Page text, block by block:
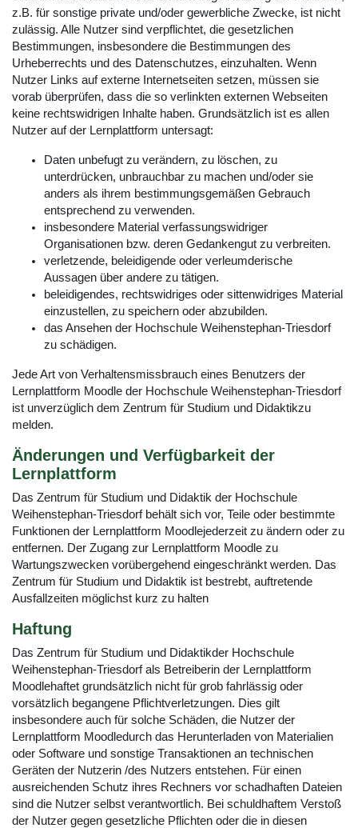
z.B. für sonstige private und/oder gewerbliche Zwecke, ist nicht
zulässig. Alle Nutzer sind verpflichtet, die gesetzlichen
Bestimmungen, insbesondere die Bestimmungen des
Urheberrechts und des Datenschutzes, einzuhalten. Wenn
Nutzer Links auf externe Internetseiten setzen, müssen sie
vorab überprüfen, dass die so verlinkten externen Webseiten
keine rechtswidrigen Inhalte haben. Grundsätzlich ist es allen
Nutzer auf der Lernplattform untersagt:
Daten unbefugt zu verändern, zu löschen, zu
unterdrücken, unbrauchbar zu machen und/oder sie
anders als ihrem bestimmungsgemäßen Gebrauch
entsprechend zu verwenden.
insbesondere Material verfassungswidriger
Organisationen bzw. deren Gedankengut zu verbreiten.
verletzende, beleidigende oder verleumderische
Aussagen über andere zu tätigen.
beleidigendes, rechtswidriges oder sittenwidriges Material
einzustellen, zu speichern oder abzubilden.
das Ansehen der Hochschule Weihenstephan-Triesdorf
zu schädigen.
Jede Art von Verhaltensmissbrauch eines Benutzers der
Lernplattform Moodle der Hochschule Weihenstephan-Triesdorf
ist unverzüglich dem Zentrum für Studium und Didaktikzu
melden.
Änderungen und Verfügbarkeit der
Lernplattform
Das Zentrum für Studium und Didaktik der Hochschule
Weihenstephan-Triesdorf behält sich vor, Teile oder bestimmte
Funktionen der Lernplattform Moodlejederzeit zu ändern oder zu
entfernen. Der Zugang zur Lernplattform Moodle zu
Wartungszwecken vorübergehend eingeschränkt werden. Das
Zentrum für Studium und Didaktik ist bestrebt, auftretende
Ausfallzeiten möglichst kurz zu halten
Haftung
Das Zentrum für Studium und Didaktikder Hochschule
Weihenstephan-Triesdorf als Betreiberin der Lernplattform
Moodlehaftet grundsätzlich nicht für grob fahrlässig oder
vorsätzlich begangene Pflichtverletzungen. Dies gilt
insbesondere auch für solche Schäden, die Nutzer der
Lernplattform Moodledurch das Herunterladen von Materialien
oder Software und sonstige Transaktionen an technischen
Geräten der Nutzerin /des Nutzers entstehen. Für einen
ausreichenden Schutz ihres Rechners vor schadhaften Dateien
sind die Nutzer selbst verantwortlich. Bei schuldhaftem Verstoß
der Nutzer gegen gesetzliche Pflichten oder die in diesen